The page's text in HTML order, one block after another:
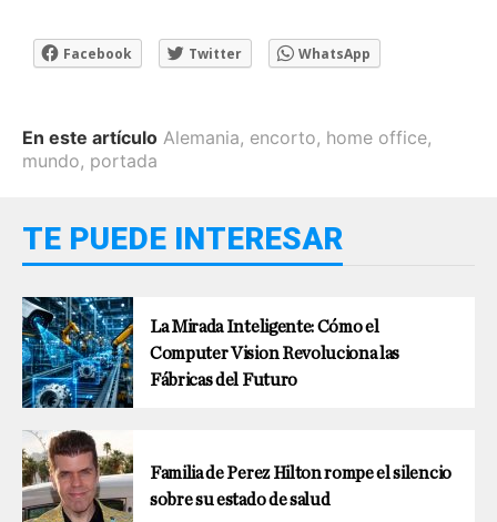
Facebook Twitter WhatsApp
En este artículo Alemania, encorto, home office,
mundo, portada
TE PUEDE INTERESAR
La Mirada Inteligente: Cómo el
Computer Vision Revoluciona las
Fábricas del Futuro
Familia de Perez Hilton rompe el silencio
sobre su estado de salud